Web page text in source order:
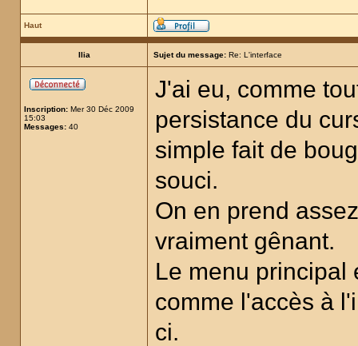
Haut
Ilia Sujet du message: Re: L'interface
Inscription: Mer 30 Déc 2009
15:03
Messages: 40
J'ai eu, comme
persistance du
simple fait de
souci.
On en prend
vraiment gênant.
Le menu principal
comme l'accès à
ci.